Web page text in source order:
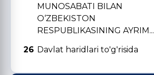
MUNOSABATI BILAN
O‘ZBЕKISTON
RЕSPUBLIKASINING AYRIM...
26 Davlat haridlari to'g'risida